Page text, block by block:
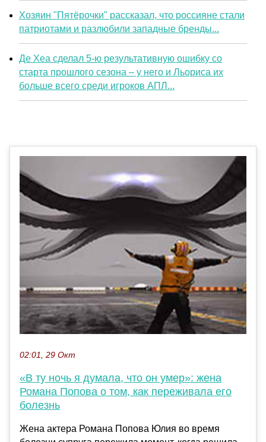
Хозяин "Пятёрочки" рассказал, что россияне стали
патриотами и разлюбили западные бренды...
Де Хеа сделал 5-ю результативную ошибку со
старта прошлого сезона – у него и Льориса их
больше всего среди игроков АПЛ...
02:01, 29 Окт
«В ту ночь я думала, что он умер»: жена
Романа Попова о том, как переживала его
болезнь
Жена актера Романа Попова Юлия во время